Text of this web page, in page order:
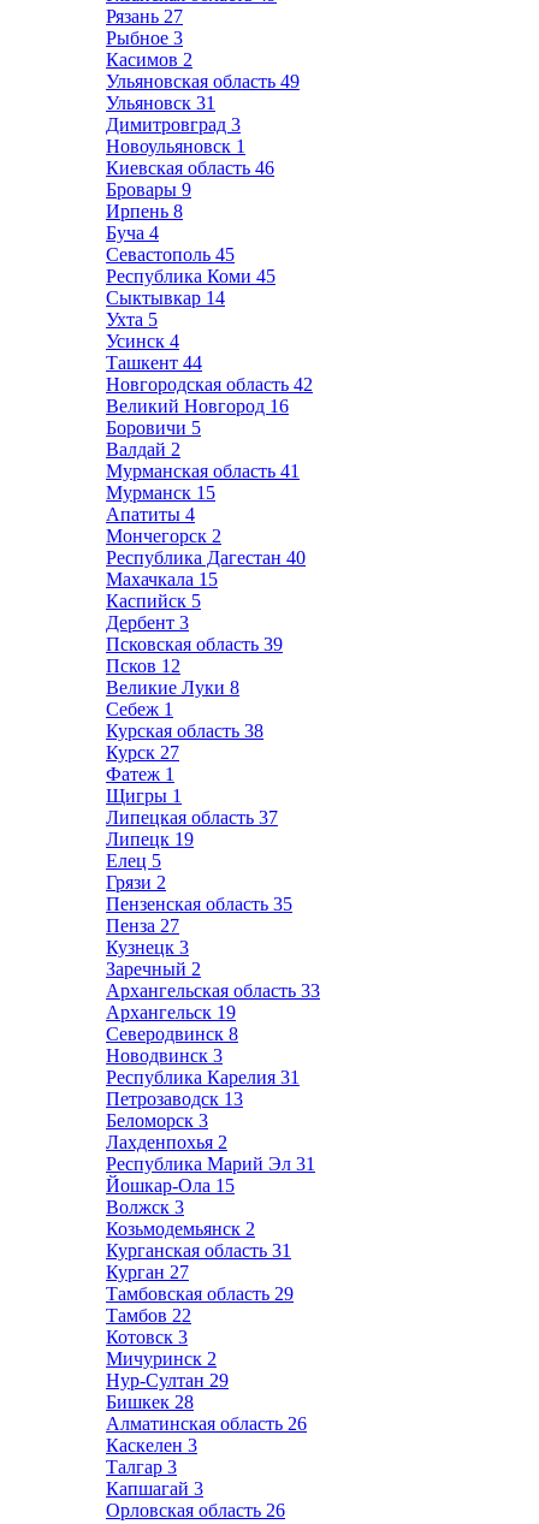
Рязань 27
Рыбное 3
Касимов 2
Ульяновская область 49
Ульяновск 31
Димитровград 3
Новоульяновск 1
Киевская область 46
Бровары 9
Ирпень 8
Буча 4
Севастополь 45
Республика Коми 45
Сыктывкар 14
Ухта 5
Усинск 4
Ташкент 44
Новгородская область 42
Великий Новгород 16
Боровичи 5
Валдай 2
Мурманская область 41
Мурманск 15
Апатиты 4
Мончегорск 2
Республика Дагестан 40
Махачкала 15
Каспийск 5
Дербент 3
Псковская область 39
Псков 12
Великие Луки 8
Себеж 1
Курская область 38
Курск 27
Фатеж 1
Щигры 1
Липецкая область 37
Липецк 19
Елец 5
Грязи 2
Пензенская область 35
Пенза 27
Кузнецк 3
Заречный 2
Архангельская область 33
Архангельск 19
Северодвинск 8
Новодвинск 3
Республика Карелия 31
Петрозаводск 13
Беломорск 3
Лахденпохья 2
Республика Марий Эл 31
Йошкар-Ола 15
Волжск 3
Козьмодемьянск 2
Курганская область 31
Курган 27
Тамбовская область 29
Тамбов 22
Котовск 3
Мичуринск 2
Нур-Султан 29
Бишкек 28
Алматинская область 26
Каскелен 3
Талгар 3
Капшагай 3
Орловская область 26